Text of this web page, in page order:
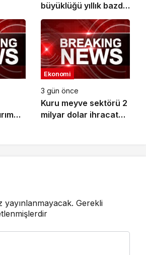
büyüklüğü yıllık bazda
yüzde 28 artışla 5,8
trilyon TL’yi aştı
Ekonomi
3 gün önce
Kuru meyve sektörü 2
milyar dolar ihracat
yayınlanmayacak. Gerekli